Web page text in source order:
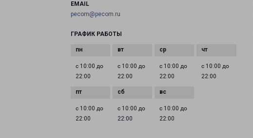
EMAIL
pecom@pecom.ru
ГРАФИК РАБОТЫ
с 10:00 до
22:00
с 10:00 до
22:00
с 10:00 до
22:00
с 10:00 до
22:00
с 10:00 до
22:00
с 10:00 до
22:00
с 10:00 до
22:00